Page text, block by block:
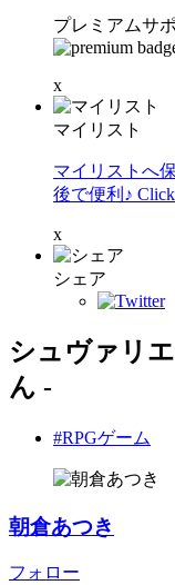
プレミアムサ
x
マイリスト
マイリストへ
後で便利♪
x
シェア
シュヴァリ
ん -
#RPGゲーム
朝倉あつき
フォロー